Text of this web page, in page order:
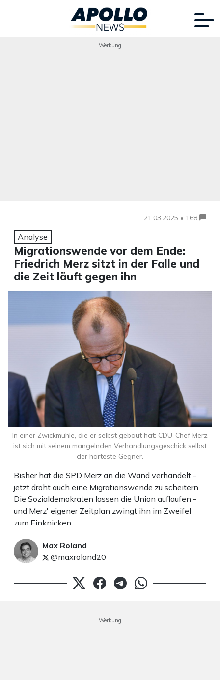
Werbung
21.03.2025 • 168
Analyse
Migrationswende vor dem Ende:
Friedrich Merz sitzt in der Falle und
die Zeit läuft gegen ihn
Bisher hat die SPD Merz an die Wand verhandelt -
jetzt droht auch eine Migrationswende zu scheitern.
Die Sozialdemokraten lassen die Union auflaufen -
und Merz' eigener Zeitplan zwingt ihn im Zweifel
zum Einknicken.
Max Roland
@maxroland20
In einer Zwickmühle, die er selbst gebaut hat: CDU-Chef Merz
ist sich mit seinem mangelnden Verhandlungsgeschick selbst
der härteste Gegner.
Werbung